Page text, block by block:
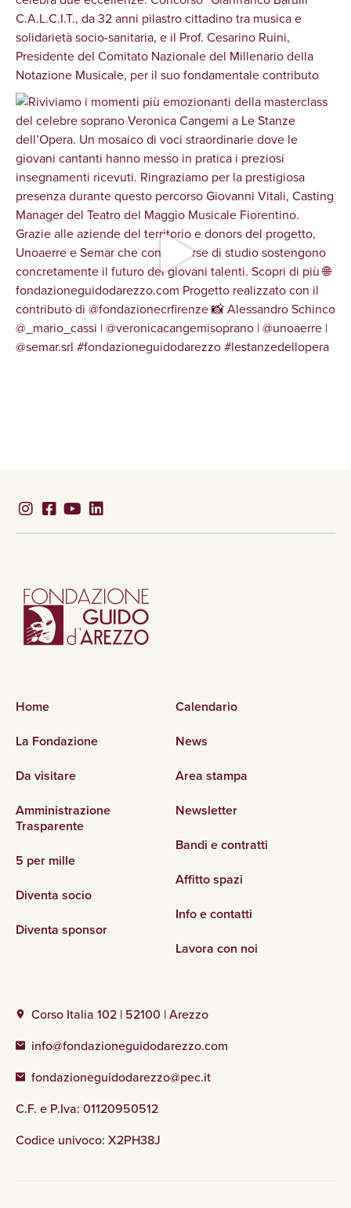
Home
La Fondazione
Da visitare
Amministrazione
Trasparente
5 per mille
Diventa socio
Diventa sponsor
Calendario
News
Area stampa
Newsletter
Bandi e contratti
Affitto spazi
Info e contatti
Lavora con noi
Corso Italia 102 | 52100 | Arezzo
info@fondazioneguidodarezzo.com
fondazioneguidodarezzo@pec.it
C.F. e P.Iva: 01120950512
Codice univoco: X2PH38J